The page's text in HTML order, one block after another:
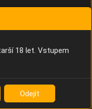
zařízení, a
kurzoru,
zlepšovat
18 let. Vstupem
Odejít